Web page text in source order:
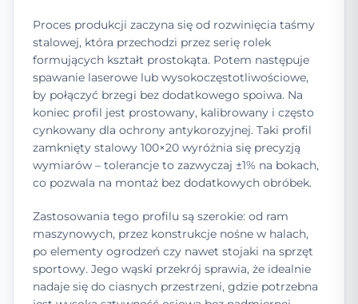
Proces produkcji zaczyna się od rozwinięcia taśmy
stalowej, która przechodzi przez serię rolek
formujących kształt prostokąta. Potem następuje
spawanie laserowe lub wysokoczęstotliwościowe,
by połączyć brzegi bez dodatkowego spoiwa. Na
koniec profil jest prostowany, kalibrowany i często
cynkowany dla ochrony antykorozyjnej. Taki profil
zamknięty stalowy 100×20 wyróżnia się precyzją
wymiarów – tolerancje to zazwyczaj ±1% na bokach,
co pozwala na montaż bez dodatkowych obróbek.
Zastosowania tego profilu są szerokie: od ram
maszynowych, przez konstrukcje nośne w halach,
po elementy ogrodzeń czy nawet stojaki na sprzęt
sportowy. Jego wąski przekrój sprawia, że idealnie
nadaje się do ciasnych przestrzeni, gdzie potrzebna